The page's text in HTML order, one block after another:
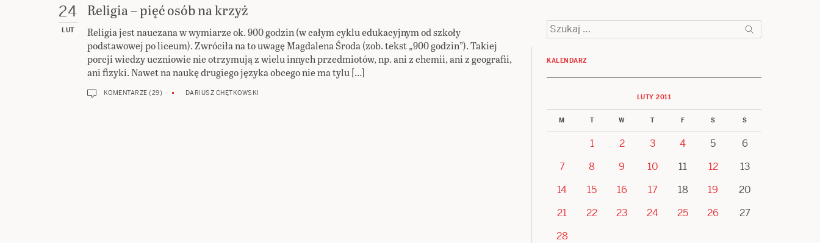
24
LUT
Religia – pięć osób na krzyż
Religia jest nauczana w wymiarze ok. 900 godzin (w całym cyklu edukacyjnym od szkoły
podstawowej po liceum). Zwróciła na to uwagę Magdalena Środa (zob. tekst „900 godzin”). Takiej
porcji wiedzy uczniowie nie otrzymują z wielu innych przedmiotów, np. ani z chemii, ani z geografii,
ani fizyki. Nawet na naukę drugiego języka obcego nie ma tylu […]
KOMENTARZE (29) DARIUSZ CHĘTKOWSKI
Szukaj:
KALENDARZ
LUTY 2011
M T W T F S S
1 2 3 4 5
6
7
8 9 10 11 12
13
14
15 16 17 18 19
20
21
22 23 24 25 26
27
28